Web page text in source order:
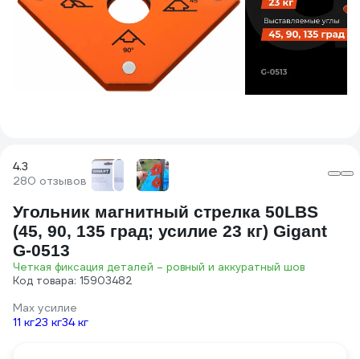
4.3
280 отзывов
Угольник магнитный стрелка 50LBS
(45, 90, 135 град; усилие 23 кг) Gigant
G-0513
Четкая фиксация деталей – ровный и аккуратный шов
Код товара: 15903482
Max усилие
11 кг23 кг34 кг